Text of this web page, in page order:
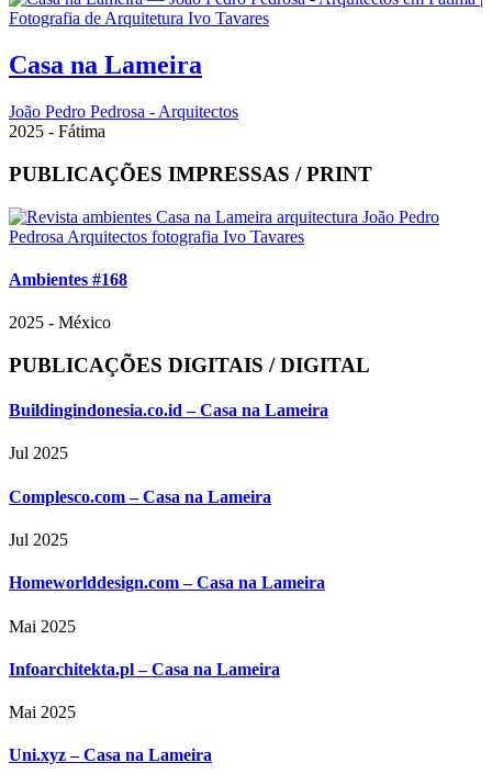
Casa na Lameira
João Pedro Pedrosa - Arquitectos
2025 - Fátima
PUBLICAÇÕES IMPRESSAS / PRINT
Ambientes #168
2025 - México
PUBLICAÇÕES DIGITAIS / DIGITAL
Buildingindonesia.co.id – Casa na Lameira
Jul 2025
Complesco.com – Casa na Lameira
Jul 2025
Homeworlddesign.com – Casa na Lameira
Mai 2025
Infoarchitekta.pl – Casa na Lameira
Mai 2025
Uni.xyz – Casa na Lameira